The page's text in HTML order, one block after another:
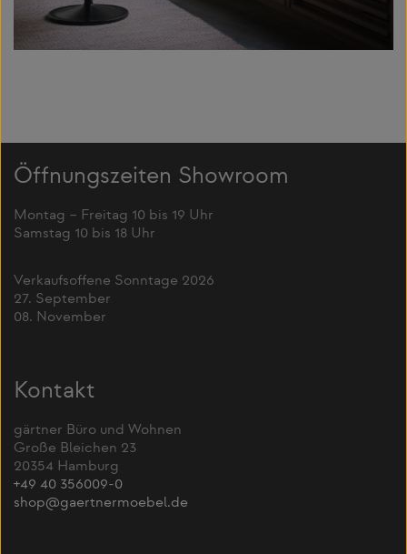
Öffnungszeiten Showroom
Montag – Freitag 10 bis 19 Uhr
Samstag 10 bis 18 Uhr
Verkaufsoffene Sonntage 2026
27. September
08. November
Kontakt
gärtner Büro und Wohnen
Große Bleichen 23
20354 Hamburg
+49 40 356009-0
shop@gaertnermoebel.de